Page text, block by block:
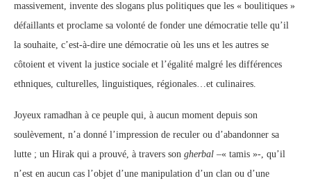
massivement, invente des slogans plus politiques que les « boulitiques »
défaillants et proclame sa volonté de fonder une démocratie telle qu’il
la souhaite, c’est-à-dire une démocratie où les uns et les autres se
côtoient et vivent la justice sociale et l’égalité malgré les différences
ethniques, culturelles, linguistiques, régionales…et culinaires.
Joyeux ramadhan à ce peuple qui, à aucun moment depuis son
soulèvement, n’a donné l’impression de reculer ou d’abandonner sa
lutte ; un Hirak qui a prouvé, à travers son gherbal –« tamis »-, qu’il
n’est en aucun cas l’objet d’une manipulation d’un clan ou d’une